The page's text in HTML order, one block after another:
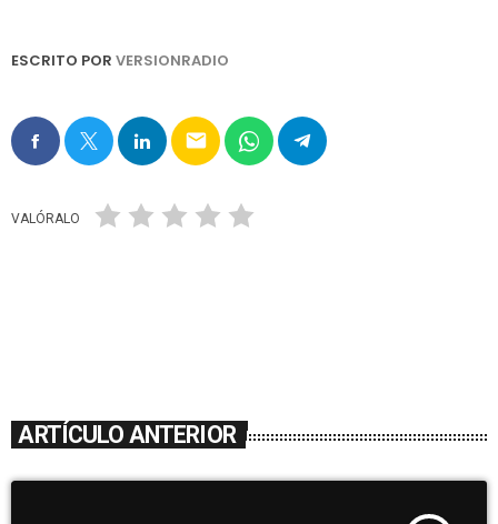
ESCRITO POR VERSIONRADIO
email
VALÓRALO
ARTÍCULO ANTERIOR